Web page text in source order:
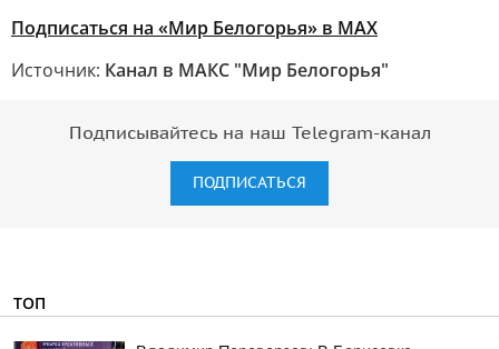
Подписаться на «Мир Белогорья» в MAX
Источник: Канал в МАКС "Мир Белогорья"
Подписывайтесь на наш Telegram-канал
ПОДПИСАТЬСЯ
ТОП